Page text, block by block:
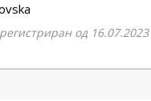
од 16.07.2023